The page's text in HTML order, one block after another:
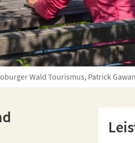
Wald Tourismus, Patrick